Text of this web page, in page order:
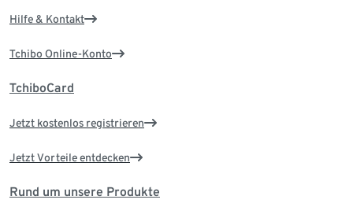
Hilfe & Kontakt
Tchibo Online-Konto
TchiboCard
Jetzt kostenlos registrieren
Jetzt Vorteile entdecken
Rund um unsere Produkte